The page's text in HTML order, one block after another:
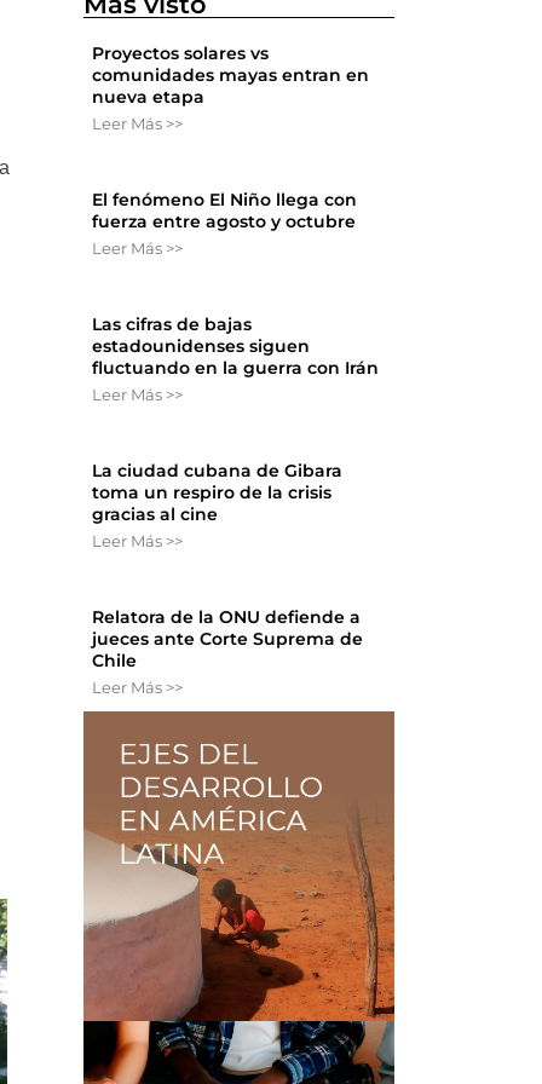
Proyectos solares vs
comunidades mayas entran en
nueva etapa
Leer Más >>
El fenómeno El Niño llega con
fuerza entre agosto y octubre
Leer Más >>
Las cifras de bajas
estadounidenses siguen
fluctuando en la guerra con Irán
Leer Más >>
La ciudad cubana de Gibara
toma un respiro de la crisis
gracias al cine
Leer Más >>
Relatora de la ONU defiende a
jueces ante Corte Suprema de
Chile
Leer Más >>